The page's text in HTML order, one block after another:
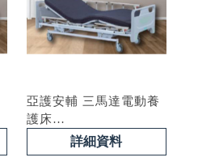
亞護安輔 三馬達電動養
護床
型號 : AF-A301E
詳細資料